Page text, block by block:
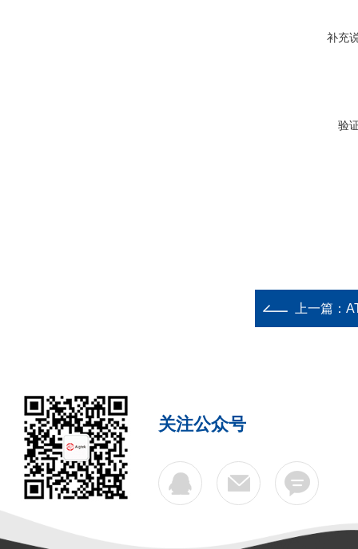
补充
验
上一篇：
关注公众号